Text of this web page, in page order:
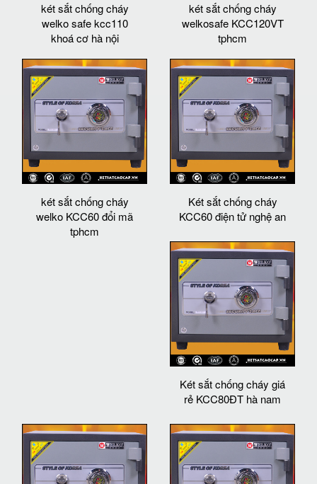
két sắt chống cháy
welko safe kcc110
khoá cơ hà nội
két sắt chống cháy
welkosafe KCC120VT
tphcm
két sắt chống cháy
welko KCC60 đổi mã
tphcm
Két sắt chống cháy
KCC60 điện tử nghệ an
Két sắt chống cháy giá
rẻ KCC80ĐT hà nam